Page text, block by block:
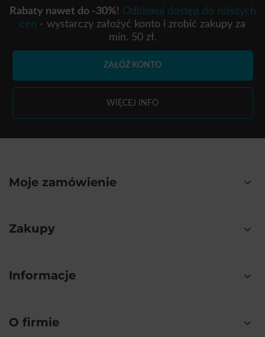
Rabaty nawet do -30%! Odblokuj dostęp do niższych
cen - wystarczy założyć konto i zrobić zakupy za
min. 50 zł.
ZAŁÓŻ KONTO
WIĘCEJ INFO
Moje zamówienie
Zakupy
Informacje
O firmie